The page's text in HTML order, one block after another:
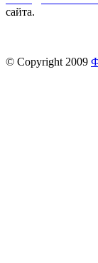
сайта.
© Copyright 2009